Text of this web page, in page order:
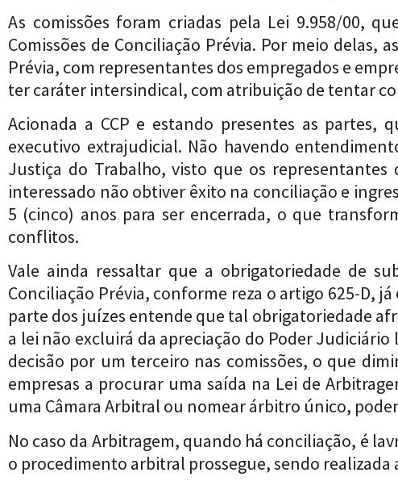
As comissões foram criadas pela Lei 9.958/00,
Comissões de Conciliação Prévia. Por meio delas,
Prévia, com representantes dos empregados e
ter caráter intersindical, com atribuição de tentar
Acionada a CCP e estando presentes as
executivo extrajudicial. Não havendo
Justiça do Trabalho, visto que os representantes
interessado não obtiver êxito na conciliação e
5 (cinco) anos para ser encerrada, o que
conflitos.
Vale ainda ressaltar que a obrigatoriedade de
Conciliação Prévia, conforme reza o artigo 625-D,
parte dos juízes entende que tal obrigatoriedade
a lei não excluirá da apreciação do Poder
decisão por um terceiro nas comissões, o que
empresas a procurar uma saída na Lei de
uma Câmara Arbitral ou nomear árbitro único,
No caso da Arbitragem, quando há conciliação, é
o procedimento arbitral prossegue, sendo